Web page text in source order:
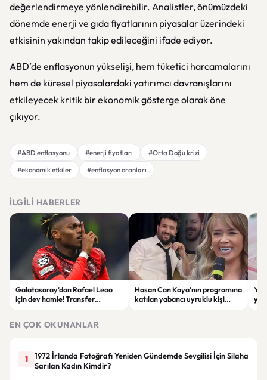
değerlendirmeye yönlendirebilir. Analistler, önümüzdeki
dönemde enerji ve gıda fiyatlarının piyasalar üzerindeki
etkisinin yakından takip edileceğini ifade ediyor.
ABD’de enflasyonun yükselişi, hem tüketici harcamalarını
hem de küresel piyasalardaki yatırımcı davranışlarını
etkileyecek kritik bir ekonomik gösterge olarak öne
çıkıyor.
#ABD enflasyonu #enerji fiyatları
#Orta Doğu krizi
#ekonomik etkiler
#enflasyon oranları
İLGILI HABERLER
Galatasaray’dan Rafael Leao
için dev hamle! Transfer
Hasan Can Kaya’nın programına
katılan yabancı uyruklu kişi
EN ÇOK OKUNANLAR
1
1972 İrlanda Fotoğrafı Yeniden Gündemde Sevgilisi İçin Silaha
Sarılan Kadın Kimdir?